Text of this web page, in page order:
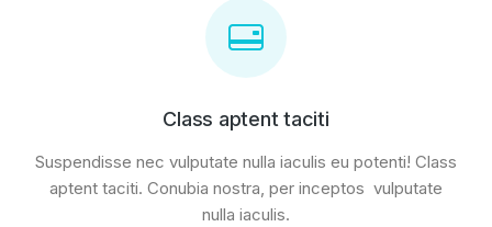
Class aptent taciti
Suspendisse nec vulputate nulla iaculis eu potenti! Class
aptent taciti. Conubia nostra, per inceptos vulputate
nulla iaculis.